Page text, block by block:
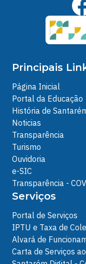
Principais
Página Inicial
Portal da Educação
História de
Noticias
Transparência
Turismo
Ouvidoria
e-SIC
Transparência -
Serviços
Portal de Serviços
IPTU e Taxa de
Alvará de
Carta de Serviços